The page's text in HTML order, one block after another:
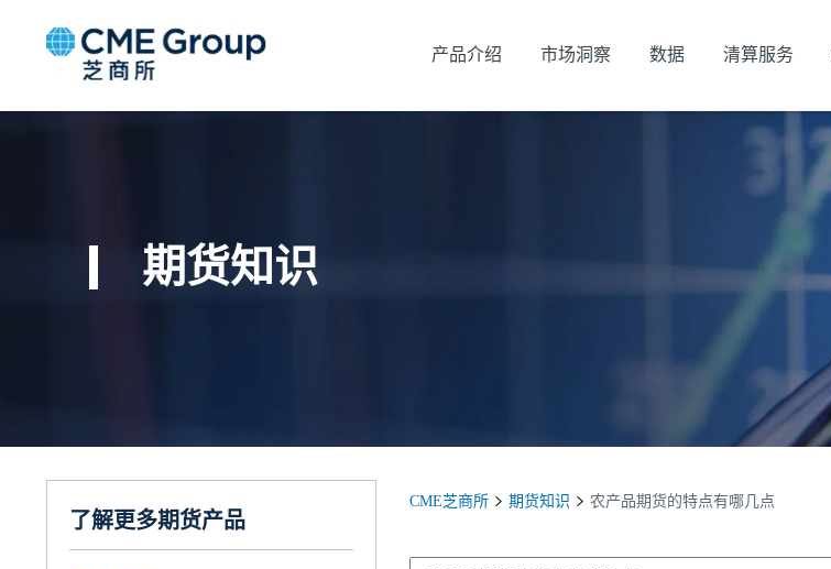
产品介绍 市场洞察 数据 清算服务
期货知识
了解更多期货产品
CME芝商所 期货知识 农产品期货的特点有哪几点